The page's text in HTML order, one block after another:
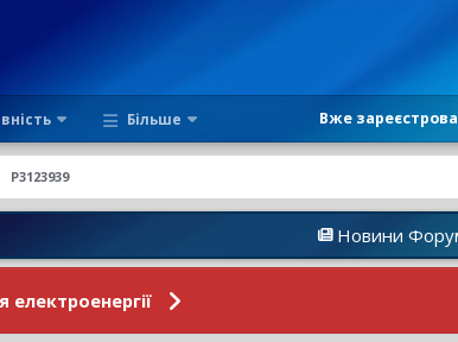
Більше Вже
P3123939
Новини Форуму
електроенергії